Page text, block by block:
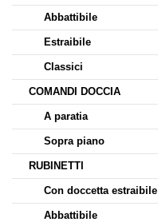
Abbattibile
Estraibile
Classici
COMANDI DOCCIA
A paratia
Sopra piano
RUBINETTI
Con doccetta estraibile
Abbattibile